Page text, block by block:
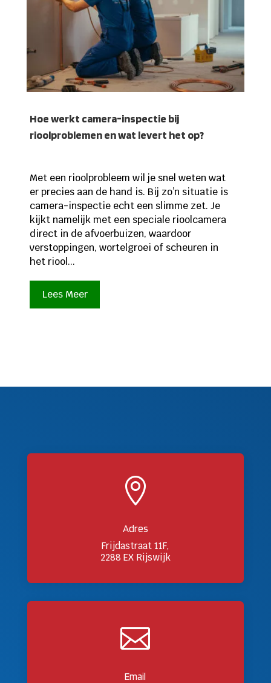
Hoe werkt camera-inspectie bij
rioolproblemen en wat levert het op?
Met een rioolprobleem wil je snel weten wat
er precies aan de hand is. Bij zo’n situatie is
camera-inspectie echt een slimme zet. Je
kijkt namelijk met een speciale rioolcamera
direct in de afvoerbuizen, waardoor
verstoppingen, wortelgroei of scheuren in
het riool...
Lees Meer

Adres
Frijdastraat 11F,
2288 EX Rijswijk

Email